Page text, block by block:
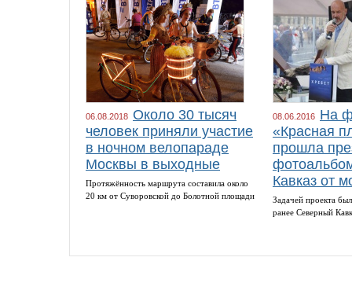
06.08.2018 Около 30 тысяч
человек приняли участие
в ночном велопараде
Москвы в выходные
Протяжённость маршрута составила около
20 км от Суворовской до Болотной площади
08.06.2016 На
«Красная
прошла
Кавказ от
Задачей проекта
ранее Северный